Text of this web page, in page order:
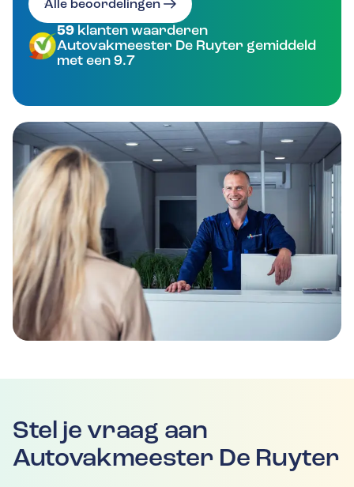
Alle beoordelingen
59 klanten waarderen
Autovakmeester De Ruyter gemiddeld
met een 9.7
Stel je vraag aan
Autovakmeester De Ruyter